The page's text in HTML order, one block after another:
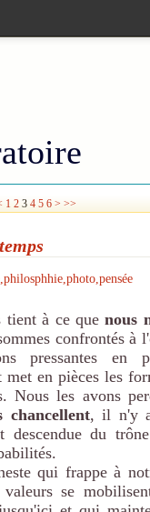
1 2 3 4 5 6 > >>
tient à ce quenous
confrontés à
pressantes en
en pièces les
Nous les avons
chancellent, il n'y
descendue du
qui frappe à
se